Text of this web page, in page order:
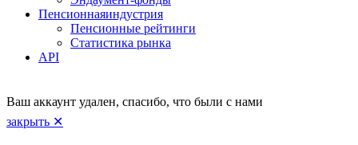
Пенсионнаяиндустрия
Пенсионные рейтинги
Статистика рынка
API
Ваш аккаунт удален, спасибо, что были с нами
закрыть ✕